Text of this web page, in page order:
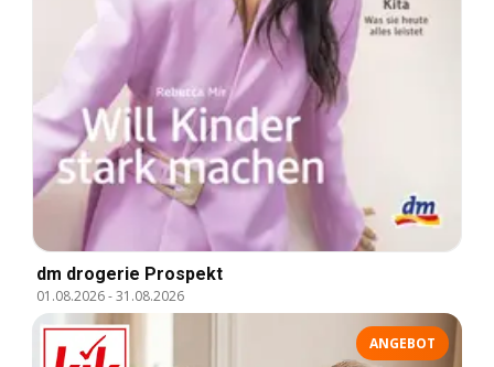
dm drogerie Prospekt
01.08.2026-31.08.2026
ANGEBOT